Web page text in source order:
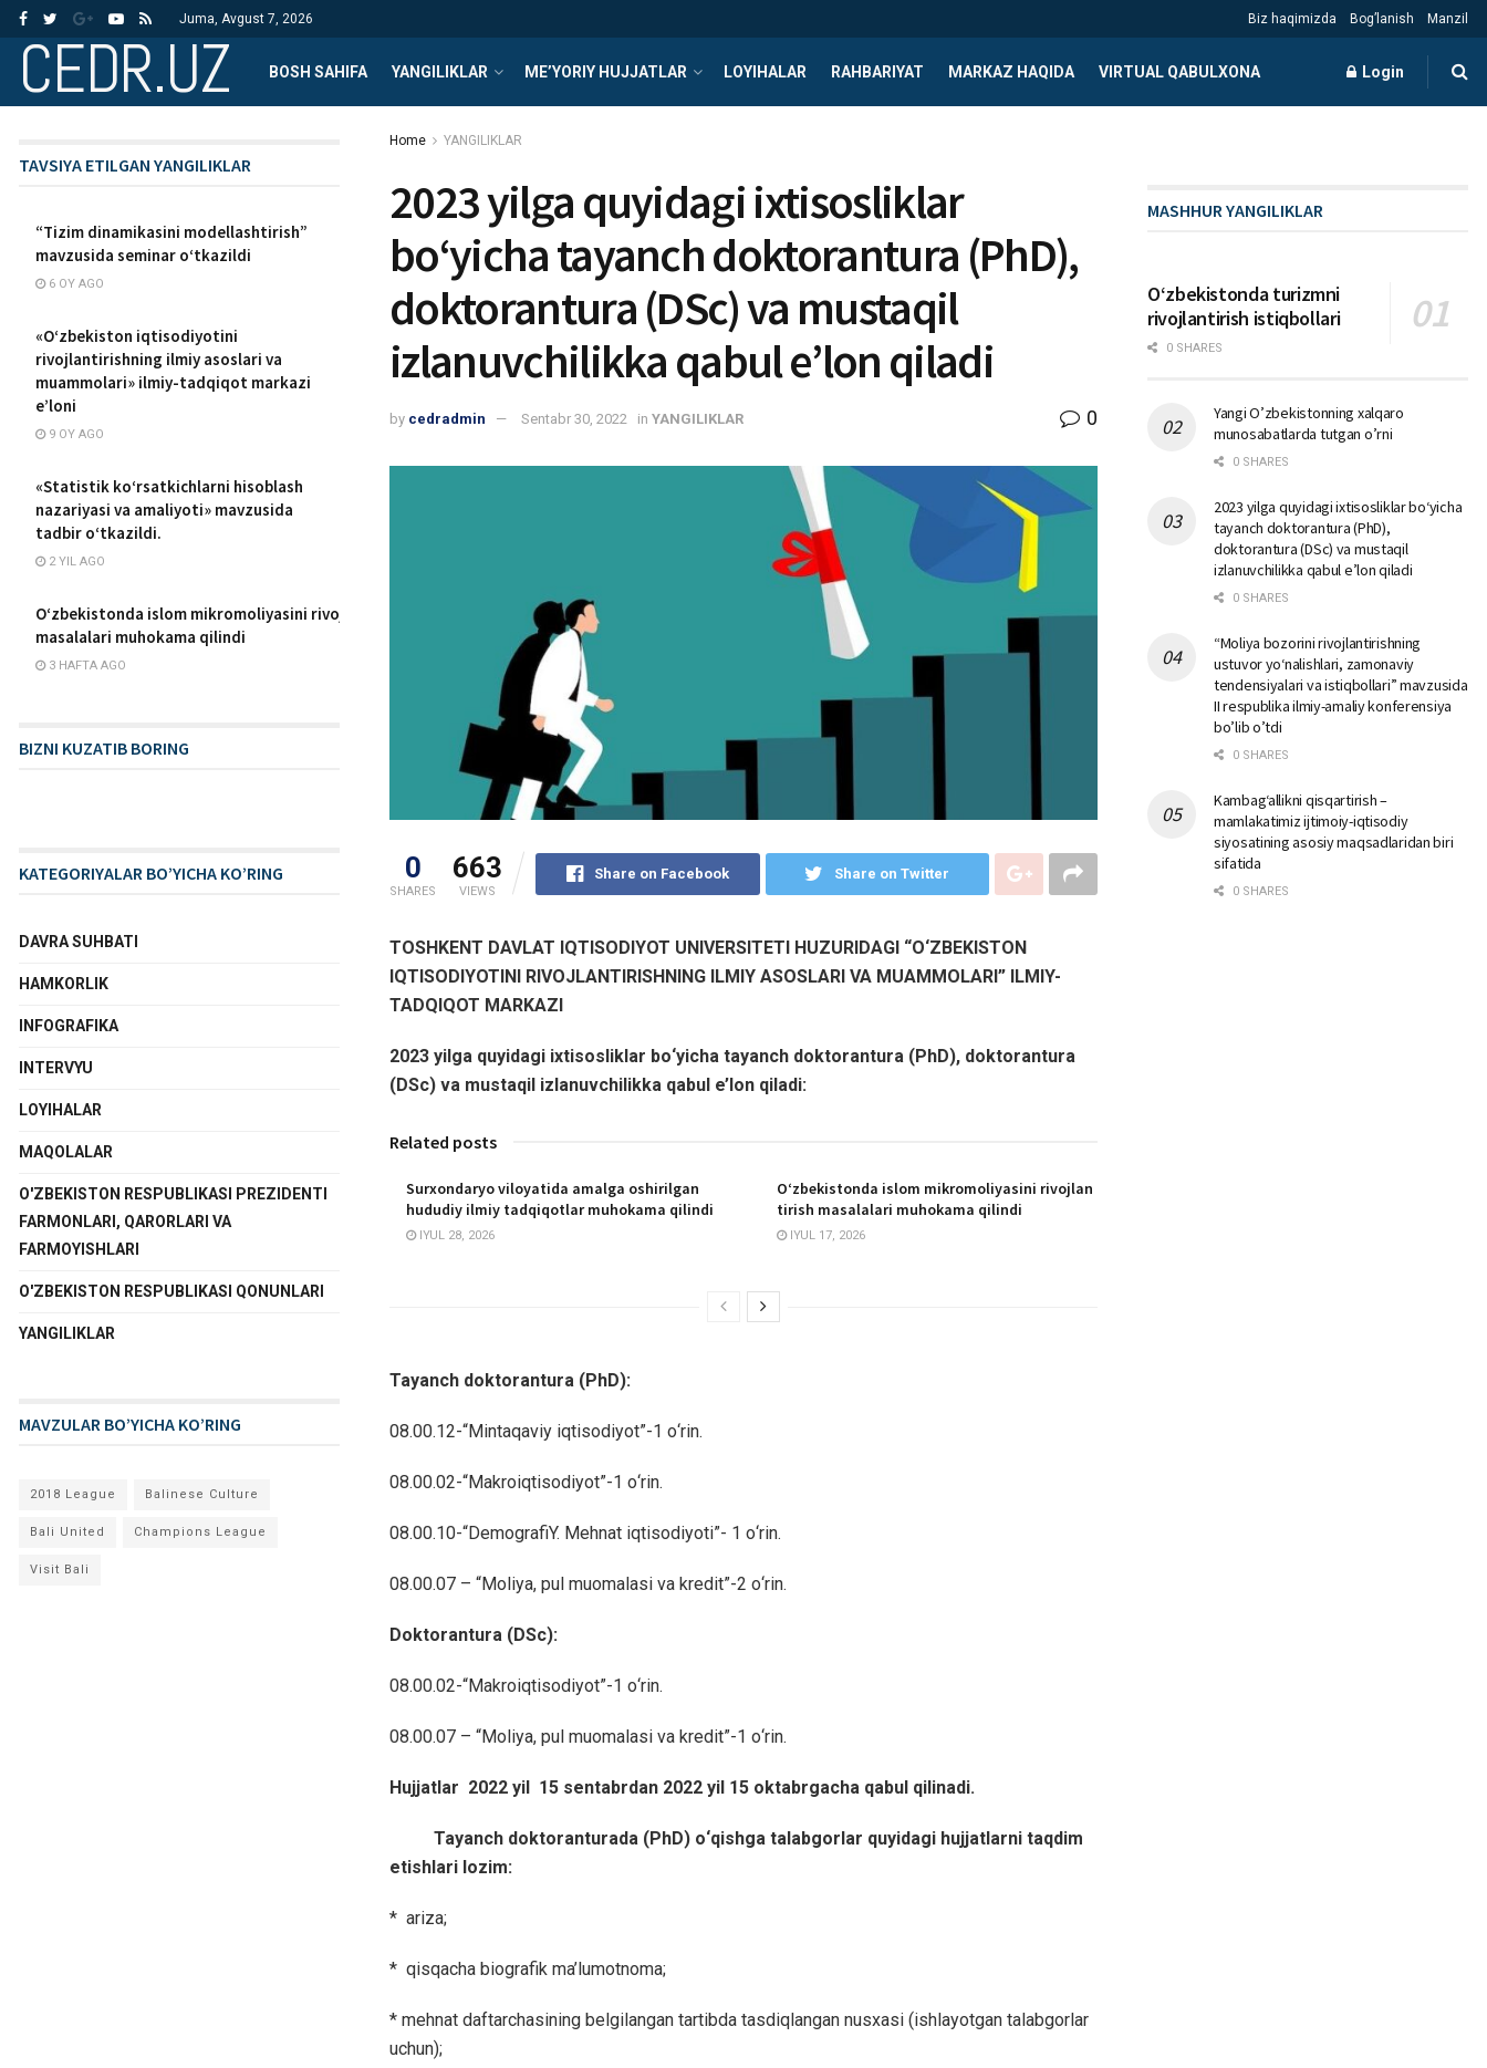
Juma, Avgust 7, 2026 Biz haqimizda Bog’lanish Manzil
CEDR.UZ BOSH SAHIFA YANGILIKLAR ME’YORIY HUJJATLAR LOYIHALAR RAHBARIYAT MARKAZ HAQIDA VIRTUAL QABULXONA Login
Home YANGILIKLAR
2023 yilga quyidagi ixtisosliklar
bо‘yicha tayanch doktorantura (PhD),
doktorantura (DSc) va mustaqil
izlanuvchilikka qabul e’lon qiladi
by cedradmin Sentabr 30, 2022 in YANGILIKLAR 0
0
SHARES
663
VIEWS
Share on Facebook Share on Twitter
TOSHKENT DAVLAT IQTISODIYOT UNIVERSITETI HUZURIDAGI “О‘ZBEKISTON
IQTISODIYOTINI RIVOJLANTIRISHNING ILMIY ASOSLARI VA MUAMMOLARI” ILMIY-
TADQIQOT MARKAZI
2023 yilga quyidagi ixtisosliklar bо‘yicha tayanch doktorantura (PhD), doktorantura
(DSc) va mustaqil izlanuvchilikka qabul e’lon qiladi:
Related posts
Surxondaryo viloyatida amalga oshirilgan
hududiy ilmiy tadqiqotlar muhokama qilindi
IYUL 28, 2026
O‘zbekistonda islom mikromoliyasini rivojlan
tirish masalalari muhokama qilindi
IYUL 17, 2026
Tayanch doktorantura (PhD):
08.00.12-“Mintaqaviy iqtisodiyot”-1 о‘rin.
08.00.02-“Makroiqtisodiyot”-1 о‘rin.
08.00.10-“DemografiY. Mehnat iqtisodiyoti”- 1 о‘rin.
08.00.07 – “Moliya, pul muomalasi va kredit”-2 о‘rin.
Doktorantura (DSc):
08.00.02-“Makroiqtisodiyot”-1 о‘rin.
08.00.07 – “Moliya, pul muomalasi va kredit”-1 о‘rin.
Hujjatlar 2022 yil 15 sentabrdan 2022 yil 15 oktabrgacha qabul qilinadi.
Tayanch doktoranturada (PhD) о‘qishga talabgorlar quyidagi hujjatlarni taqdim
etishlari lozim:
* ariza;
* qisqacha biografik ma’lumotnoma;
* mehnat daftarchasining belgilangan tartibda tasdiqlangan nusxasi (ishlayotgan talabgorlar
uchun);
TAVSIYA ETILGAN YANGILIKLAR
“Tizim dinamikasini modellashtirish”
mavzusida seminar o‘tkazildi
6 OY AGO
«O‘zbekiston iqtisodiyotini
rivojlantirishning ilmiy asoslari va
muammolari» ilmiy-tadqiqot markazi
e’loni
9 OY AGO
«Statistik ko‘rsatkichlarni hisoblash
nazariyasi va amaliyoti» mavzusida
tadbir o‘tkazildi.
2 YIL AGO
O‘zbekistonda islom mikromoliyasini rivojlantirish
masalalari muhokama qilindi
3 HAFTA AGO
BIZNI KUZATIB BORING
KATEGORIYALAR BO’YICHA KO’RING
DAVRA SUHBATI
HAMKORLIK
INFOGRAFIKA
INTERVYU
LOYIHALAR
MAQOLALAR
O'ZBEKISTON RESPUBLIKASI PREZIDENTI
FARMONLARI, QARORLARI VA
FARMOYISHLARI
O'ZBEKISTON RESPUBLIKASI QONUNLARI
YANGILIKLAR
MAVZULAR BO’YICHA KO’RING
2018 League Balinese Culture
Bali United Champions League
Visit Bali
MASHHUR YANGILIKLAR
Oʻzbekistonda turizmni
rivojlantirish istiqbollari
0 SHARES
Yangi O’zbekistonning xalqaro
munosabatlarda tutgan o’rni
0 SHARES
2023 yilga quyidagi ixtisosliklar bо‘yicha
tayanch doktorantura (PhD),
doktorantura (DSc) va mustaqil
izlanuvchilikka qabul e’lon qiladi
0 SHARES
“Moliya bozorini rivojlantirishning
ustuvor yo‘nalishlari, zamonaviy
tendensiyalari va istiqbollari” mavzusida
II respublika ilmiy-amaliy konferensiya
bo’lib o’tdi
0 SHARES
Kambag‘allikni qisqartirish –
mamlakatimiz ijtimoiy-iqtisodiy
siyosatining asosiy maqsadlaridan biri
sifatida
0 SHARES